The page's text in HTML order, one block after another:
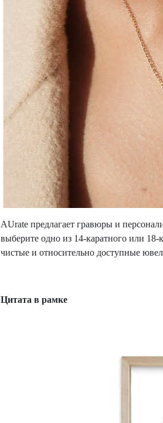
AUrate предлагает гравюры и
выберите одно из 14-каратного или 18-
чистые и относительно доступные
Цитата в рамке